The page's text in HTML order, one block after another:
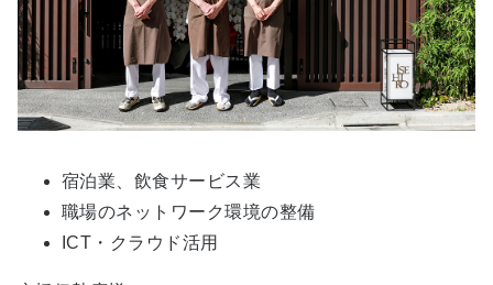
宿泊業、飲食サービス業
職場のネットワーク環境の整備
ICT・クラウド活用